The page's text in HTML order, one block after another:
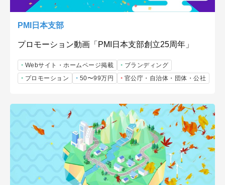
PMI日本支部
プロモーション動画「PMI日本支部創立25周年」
Webサイト・ホームページ掲載
ブランディング
プロモーション
50〜99万円 官公庁・自治体・団体・公社